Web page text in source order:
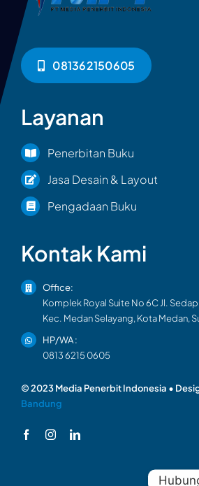
081362150605
Layanan
Penerbitan Buku
Jasa Desain & Layout
Pengadaan Buku
Kontak Kami
Office:
Komplek Royal Suite No 6C Jl.
Kec. Medan Selayang, Kota Medan,
HP/WA :
0813 6215 0605
© 2023 Media Penerbit Indonesia •
Bandung